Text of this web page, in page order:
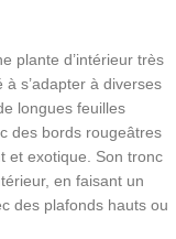
plante d’intérieur très
s’adapter à diverses
longues feuilles
des bords rougeâtres
et exotique. Son tronc
en faisant un
des plafonds hauts ou